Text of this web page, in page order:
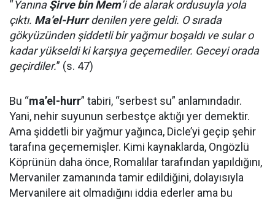
“YanınaŞirve bin Mem’i de alarak ordusuyla yola
çıktı. Ma’el-Hurrdenilen yere geldi. O sırada
gökyüzünden şiddetli bir yağmur boşaldı ve sular o
kadar yükseldi ki karşıya geçemediler. Geceyi orada
geçirdiler.” (s. 47)
Bu “ma’el-hurr” tabiri, “serbest su” anlamındadır.
Yani, nehir suyunun serbestçe aktığı yer demektir.
Ama şiddetli bir yağmur yağınca, Dicle’yi geçip şehir
tarafına geçememişler. Kimi kaynaklarda, Ongözlü
Köprünün daha önce, Romalılar tarafından yapıldığını,
Mervaniler zamanında tamir edildiğini, dolayısıyla
Mervanilere ait olmadığını iddia ederler ama bu